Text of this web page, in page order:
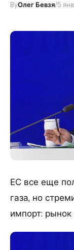
ByОлег Бевзя/5
ЕС все еще
газа, но
импорт: